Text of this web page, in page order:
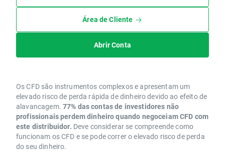
Área de Cliente
Abrir Conta
Os CFD são instrumentos complexos e apresentam um
elevado risco de perda rápida de dinheiro devido ao efeito de
alavancagem. 77% das contas de investidores não
profissionais perdem dinheiro quando negoceiam CFD com
este distribuidor. Deve considerar se compreende como
funcionam os CFD e se pode correr o elevado risco de perda
do seu dinheiro.